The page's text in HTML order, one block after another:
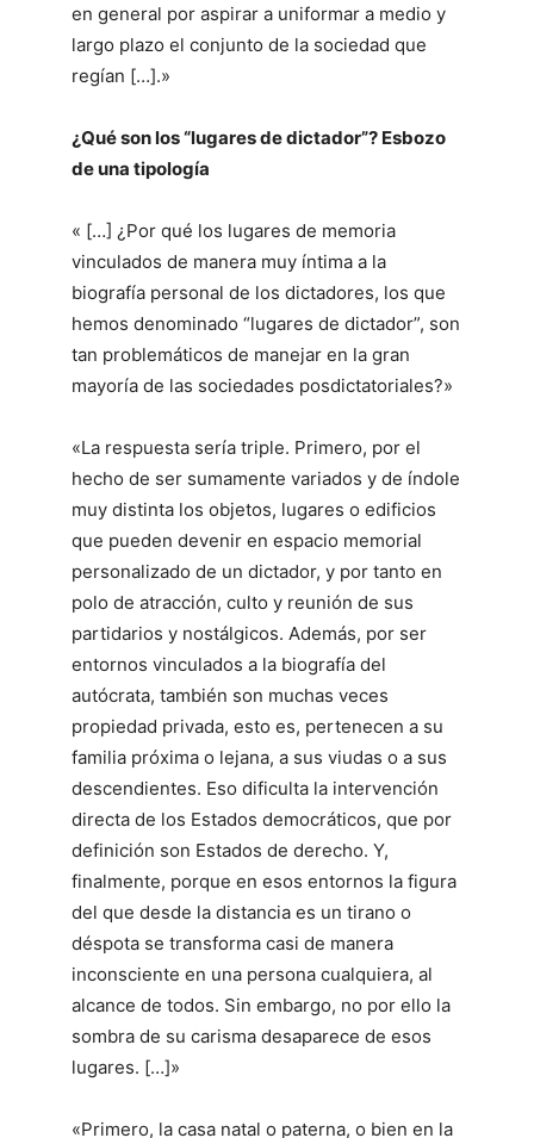
en general por aspirar a uniformar a medio y
largo plazo el conjunto de la sociedad que
regían […].»
¿Qué son los “lugares de dictador”? Esbozo
de una tipología
« […] ¿Por qué los lugares de memoria
vinculados de manera muy íntima a la
biografía personal de los dictadores, los que
hemos denominado “lugares de dictador”, son
tan problemáticos de manejar en la gran
mayoría de las sociedades posdictatoriales?»
«La respuesta sería triple. Primero, por el
hecho de ser sumamente variados y de índole
muy distinta los objetos, lugares o edificios
que pueden devenir en espacio memorial
personalizado de un dictador, y por tanto en
polo de atracción, culto y reunión de sus
partidarios y nostálgicos. Además, por ser
entornos vinculados a la biografía del
autócrata, también son muchas veces
propiedad privada, esto es, pertenecen a su
familia próxima o lejana, a sus viudas o a sus
descendientes. Eso dificulta la intervención
directa de los Estados democráticos, que por
definición son Estados de derecho. Y,
finalmente, porque en esos entornos la figura
del que desde la distancia es un tirano o
déspota se transforma casi de manera
inconsciente en una persona cualquiera, al
alcance de todos. Sin embargo, no por ello la
sombra de su carisma desaparece de esos
lugares. […]»
«Primero, la casa natal o paterna, o bien en la